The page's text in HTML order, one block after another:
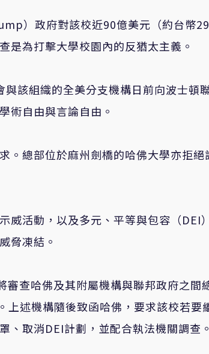
）政府對該校近90億美元（約台幣
是為打擊大學校園內的反猶太主義。
該組織的全美分支機構日前向波士頓
術自由與言論自由。
。總部位於麻州劍橋的哈佛大學亦拒絕
威活動，以及多元、平等與包容（DEI
脅凍結。
查哈佛及其附屬機構與聯邦政府之間
述機構隨後致函哈佛，要求該校若要
、取消DEI計劃，並配合執法機關調查